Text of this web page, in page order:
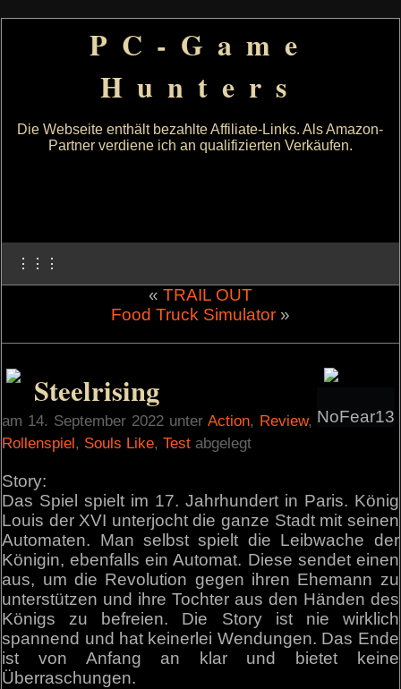
PC-Game
Hunters
Die Webseite enthält bezahlte Affiliate-Links. Als Amazon-
Partner verdiene ich an qualifizierten Verkäufen.
⋮⋮⋮
« TRAIL OUT
Food Truck Simulator»
NoFear13
Steelrising
am 14. September 2022 unter Action, Review,
Rollenspiel, Souls Like,Test abgelegt
Story:
Das Spiel spielt im 17. Jahrhundert in Paris. König
Louis der XVI unterjocht die ganze Stadt mit seinen
Automaten. Man selbst spielt die Leibwache der
Königin, ebenfalls ein Automat. Diese sendet einen
aus, um die Revolution gegen ihren Ehemann zu
unterstützen und ihre Tochter aus den Händen des
Königs zu befreien. Die Story ist nie wirklich
spannend und hat keinerlei Wendungen. Das Ende
ist von Anfang an klar und bietet keine
Überraschungen.